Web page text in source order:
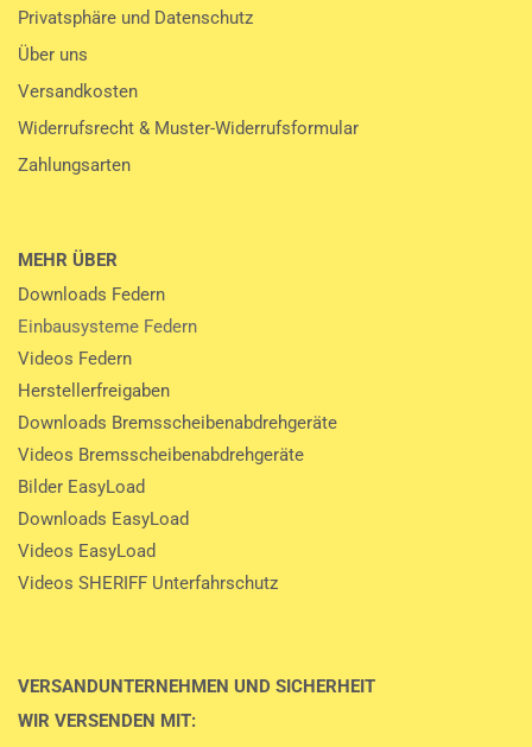
Privatsphäre und Datenschutz
Über uns
Versandkosten
Widerrufsrecht & Muster-Widerrufsformular
Zahlungsarten
MEHR ÜBER
Downloads Federn
Einbausysteme Federn
Videos Federn
Herstellerfreigaben
Downloads Bremsscheibenabdrehgeräte
Videos Bremsscheibenabdrehgeräte
Bilder EasyLoad
Downloads EasyLoad
Videos EasyLoad
Videos SHERIFF Unterfahrschutz
VERSANDUNTERNEHMEN UND SICHERHEIT
WIR VERSENDEN MIT: